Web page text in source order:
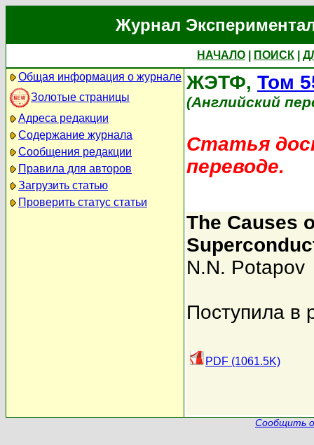
Журнал
НАЧАЛО ПОИСК
Общая информация о журнале
Золотые страницы
Адреса редакции
Содержание журнала
Сообщения редакции
Правила для авторов
Загрузить статью
Проверить статус статьи
ЖЭТФ, Том
(Английский
Статья
переводе.
The Causes
N.N. Potapov
Поступила в
PDF (1061.5K)
Сообщить о